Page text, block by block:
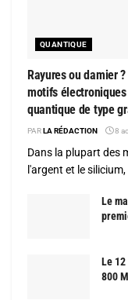
QUANTIQUE
Rayures ou damier
motifs
quantique de type
PARLA RÉDACTION 8
Dans la plupart des
l'argent et le
Le
Le
800